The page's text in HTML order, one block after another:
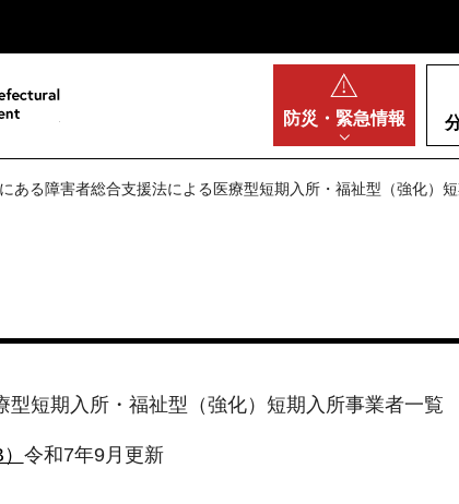
防災・ 緊急情報
ある障害者総合支援法による医療型短期入所・福祉型（強化）
型短期入所・福祉型（強化）短期入所事業者一覧
令和7年9月更新